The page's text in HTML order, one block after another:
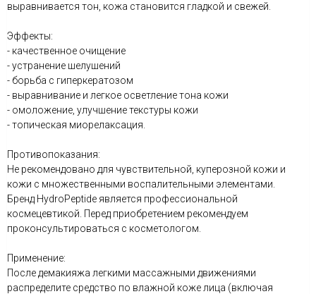
выравнивается тон, кожа становится гладкой и свежей.
Эффекты:
- качественное очищение
- устранение шелушений
- борьба с гиперкератозом
- выравнивание и легкое осветление тона кожи
- омоложение, улучшение текстуры кожи
- топическая миорелаксация.
Противопоказания:
Не рекомендовано для чувствительной, куперозной кожи и
кожи с множественными воспалительными элементами.
Бренд HydroPeptide является профессиональной
космецевтикой. Перед приобретением рекомендуем
проконсультироваться с косметологом.
Применение:
После демакияжа легкими массажными движениями
распределите средство по влажной коже лица (включая